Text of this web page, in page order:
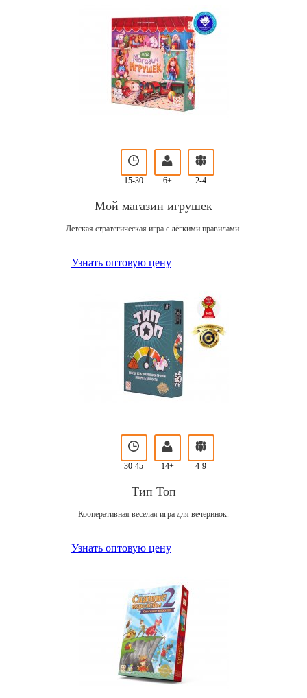
15-30 6+ 2-4
Мой магазин игрушек
Детская стратегическая игра с лёгкими правилами.
Узнать оптовую цену
30-45 14+ 4-9
Тип Топ
Кооперативная веселая игра для вечеринок.
Узнать оптовую цену